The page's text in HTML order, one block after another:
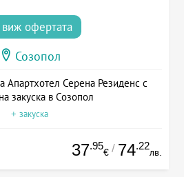
виж офертата
Созопол
Апартхотел Серена Резиденс с
закуска в Созопол
+ закуска
37.95
€ / 74.22
лв.